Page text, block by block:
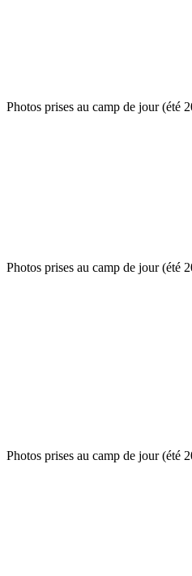
Photos prises au camp de jour (été
Photos prises au camp de jour (été
Photos prises au camp de jour (été